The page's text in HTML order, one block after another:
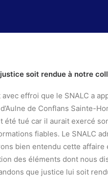
soit rendue à notre
avec effroi que le SNALC a
de Conflans Sainte-
été tué car il aurait exercé
fiables. Le SNALC
bien entendu cette affaire
des éléments dont nous
que justice lui soit